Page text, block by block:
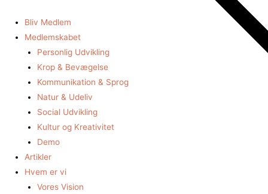
indholdet
Bliv Medlem
Medlemskabet
Personlig Udvikling
Krop & Bevægelse
Kommunikation & Sprog
Natur & Udeliv
Social Udvikling
Kultur og Kreativitet
Demo
Artikler
Hvem er vi
Vores Vision
BEDST
BEDST